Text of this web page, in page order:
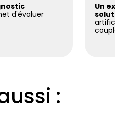
d'évaluer
Un
: